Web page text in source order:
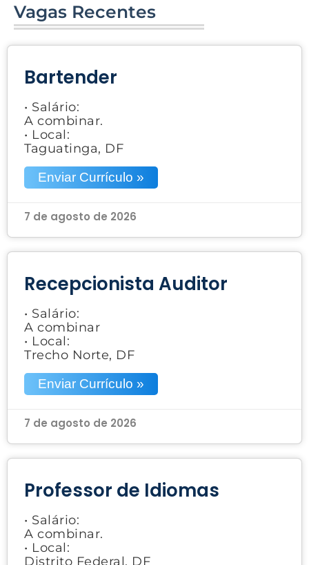
Vagas Recentes
Bartender
• Salário:
A combinar.
• Local:
Taguatinga, DF
Enviar Currículo »
7 de agosto de 2026
Recepcionista Auditor
• Salário:
A combinar
• Local:
Trecho Norte, DF
Enviar Currículo »
7 de agosto de 2026
Professor de Idiomas
• Salário:
A combinar.
• Local:
Distrito Federal, DF